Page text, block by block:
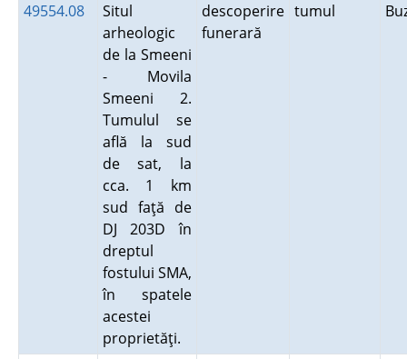
49554.08
Situl
arheologic
de la Smeeni
- Movila
Smeeni 2.
Tumulul se
află la sud
de sat, la
cca. 1 km
sud faţă de
DJ 203D în
dreptul
fostului SMA,
în spatele
acestei
proprietăţi.
descoperire
funerară
tumul